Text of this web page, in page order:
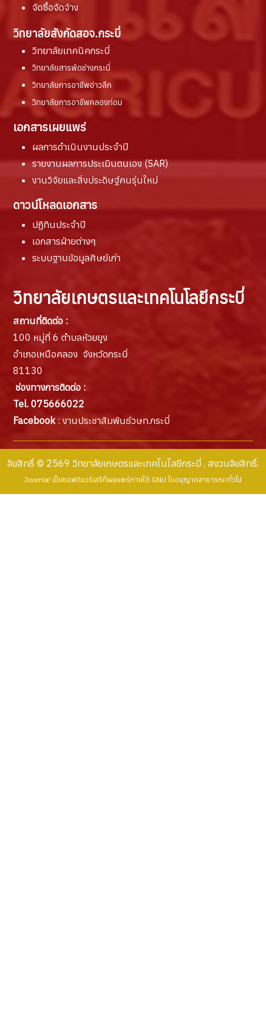
จัดซื้อจัดจ้าง
วิทยาลัยสังกัดสอจ.กระบี่
วิทยาลัยเทคนิคกระบี่
วิทยาลัยสารพัดช่างกระบี่
วิทยาลัยการอาชีพอ่าวลึก
วิทยาลัยการอาชีพคลองท่อม
เอกสารเผยแพร่
ผลการดำเนินงานประจำปี
รายงานผลการประเมินตนเอง (SAR)
งานวิจัยและสิ่งประดิษฐ์คนรุ่นใหม่
ดาวน์โหลดเอกสาร
ปฏิทินประจำปี
เอกสารฝ่ายต่างๆ
ระบบฐานข้อมูลศิษย์เก่า
วิทยาลัยเกษตรและเทคโนโลยีกระบี่
สถานที่ติดต่อ :
100 หมู่ที่ 6 ตำบลห้วยยูง
อำเภอเหนือคลอง จังหวัดกระบี่
81130
ช่องทางการติดต่อ :
Tel. 075666022
Facebook: งานประชาสัมพันธ์วษท.กระบี่
ลิขสิทธิ์ © 2569 วิทยาลัยเกษตรและเทคโนโลยีกระบี่ . สงวนลิขสิทธิ์.
Joomla! เป็นซอฟต์แวร์เสรีที่เผยแพร่ภายใต้ GNU ใบอนุญาตสาธารณะทั่วไป